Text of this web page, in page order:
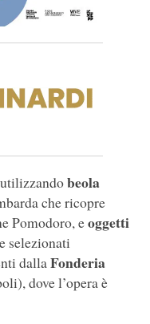
beola
che ricopre
Pomodoro, eoggetti
selezionati
dallaFonderia
dove l’opera è